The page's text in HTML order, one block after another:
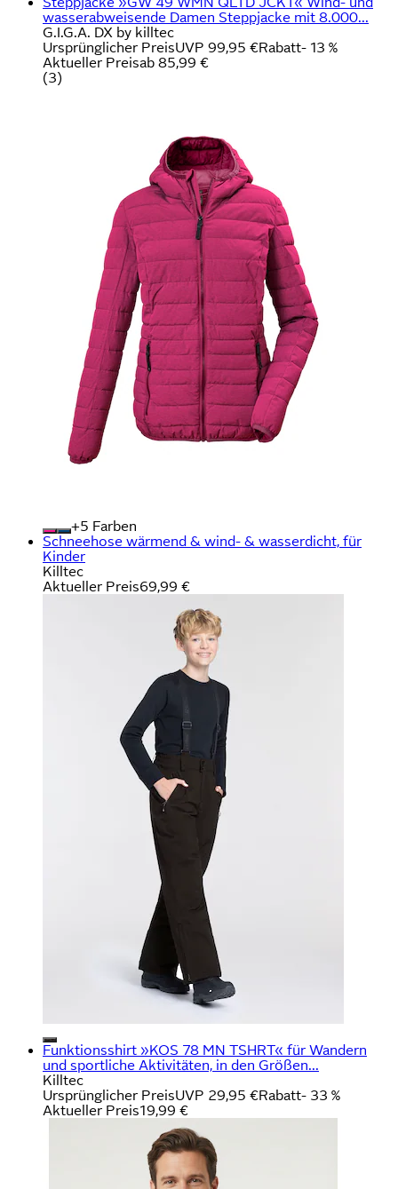
wasserabweisende Damen Steppjacke mit 8.000...
G.I.G.A. DX by killtec
Ursprünglicher PreisUVP 99,95 €Rabatt- 13 %
Aktueller Preisab 85,99 €
(3)
+
Farben
Schneehose wärmend & wind- & wasserdicht, für
Kinder
Killtec
Aktueller Preis69,99 €
Funktionsshirt »KOS 78 MN TSHRT« für Wandern
und sportliche Aktivitäten, in den Größen...
Killtec
Ursprünglicher PreisUVP 29,95 €Rabatt- 33 %
Aktueller Preis19,99 €